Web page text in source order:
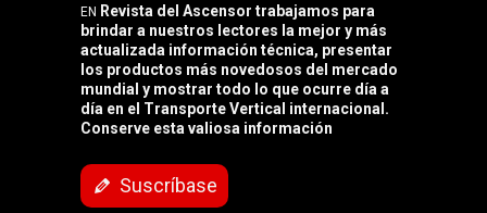
EN Revista del Ascensor trabajamos para
brindar a nuestros lectores la mejor y más
actualizada información técnica, presentar
los productos más novedosos del mercado
mundial y mostrar todo lo que ocurre día a
día en el Transporte Vertical internacional.
Conserve esta valiosa información
Suscríbase